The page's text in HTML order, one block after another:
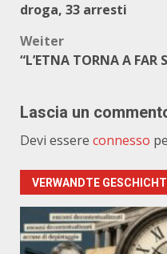
droga, 33 arresti
Weiter
“L’ETNA TORNA A FAR
Lascia un
Devi essere connesso
VERWANDTE